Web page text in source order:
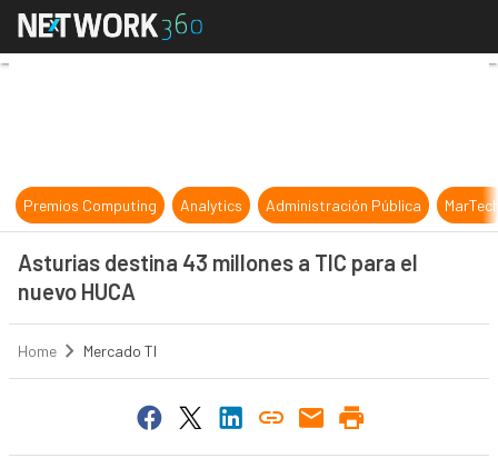
Asturias destina 43 millones a TIC
Premios Computing Analytics Administración Pública
Asturias destina 43 millones a TIC para el
nuevo HUCA
Home Mercado TI